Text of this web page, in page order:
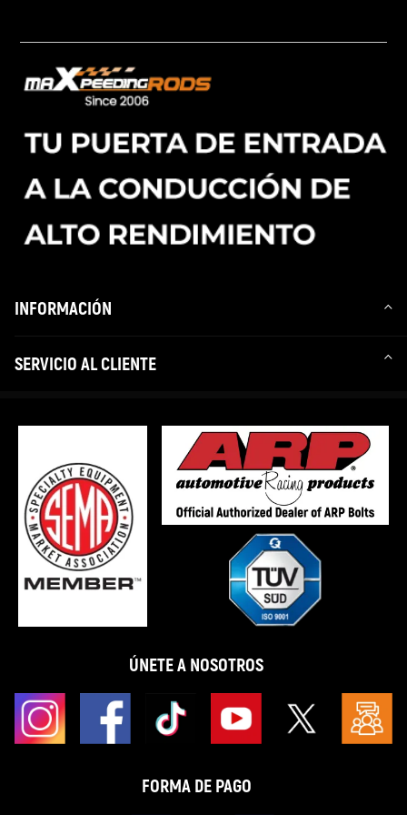
INFORMACIÓN
SERVICIO AL CLIENTE
ÚNETE A NOSOTROS
FORMA DE PAGO